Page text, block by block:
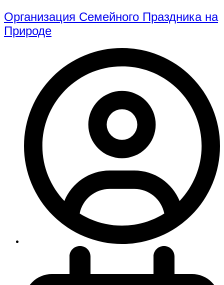
Организация Семейного Праздника на
Природе